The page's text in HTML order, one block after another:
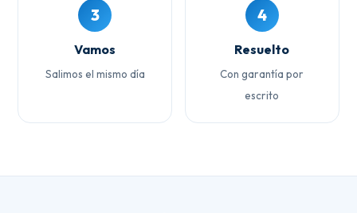
3
Vamos
Salimos el mismo día
4
Resuelto
Con garantía por
escrito